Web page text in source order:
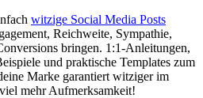
witzige Social Media Posts
Reichweite, Sympathie,
bringen. 1:1-Anleitungen,
und praktische Templates zum
Marke garantiert witziger im
mehr Aufmerksamkeit!